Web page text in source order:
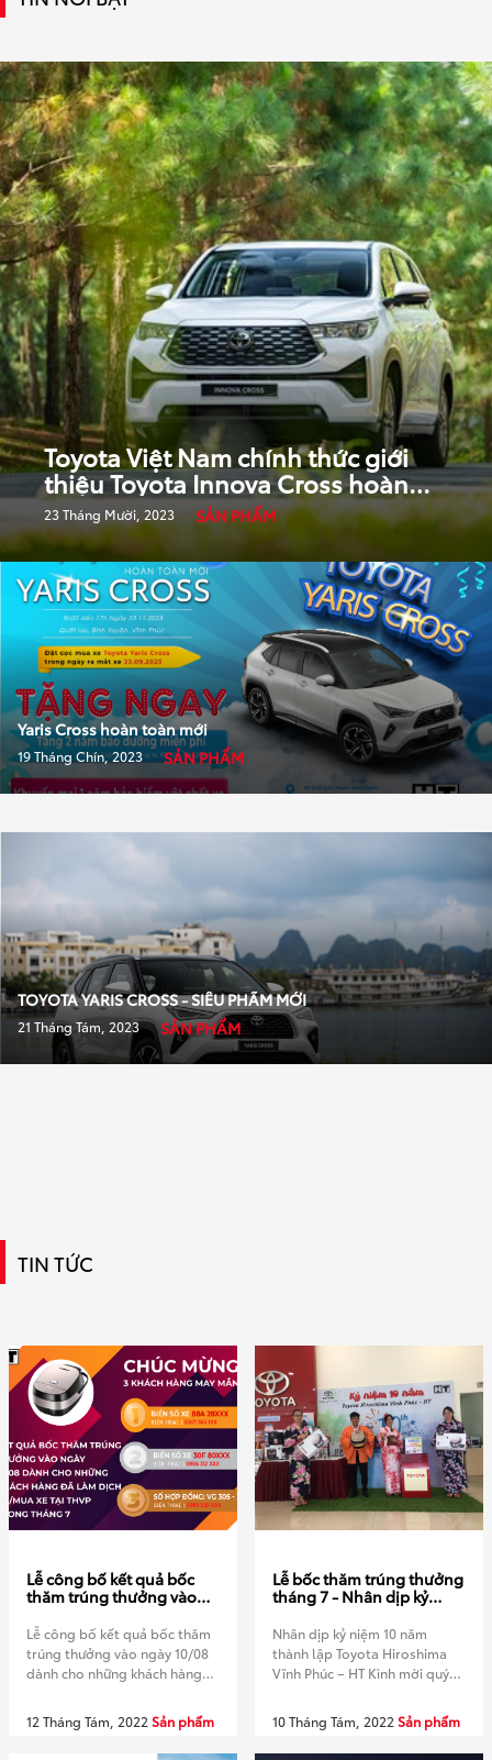
Toyota Việt Nam chính thức giới
thiệu Toyota Innova Cross hoàn
toàn mới
23 Tháng Mười, 2023 SẢN PHẨM
Yaris Cross hoàn toàn mới
19 Tháng Chín, 2023 SẢN PHẨM
TOYOTA YARIS CROSS - SIÊU PHẨM MỚI
21 Tháng Tám, 2023 SẢN PHẨM
TIN TỨC
Lễ công bố kết quả bốc
thăm trúng thưởng vào
Lễ công bố kết quả bốc thăm
trúng thưởng vào ngày 10/08
dành cho những khách hàng
tháng 7 Chúc mừng 3 khách
hàng may mắn của tháng đã
trúng thưởng nồi cơm điện
12 Tháng Tám, 2022 Sản phẩm
Lễ bốc thăm trúng thưởng
tháng 7 - Nhân dịp kỷ
Toyota Hiroshima Vĩnh
Phúc - HT
Nhân dịp kỷ niệm 10 năm
thành lập Toyota Hiroshima
Vĩnh Phúc – HT Kình mời quý
Livestream – Lễ bốc thăm
trúng thưởng cho những khách
hàng đã làm dịch vụ và đặt
10 Tháng Tám, 2022 Sản phẩm